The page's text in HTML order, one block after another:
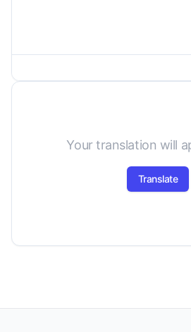
Your translation will
Translate